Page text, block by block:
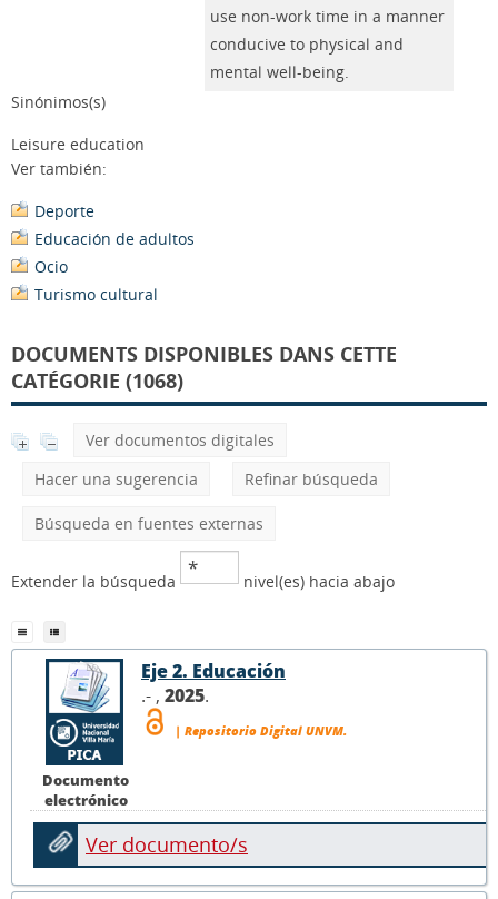
use non-work time in a manner
conducive to physical and
mental well-being.
Sinónimos(s)
Leisure education
Ver también:
Deporte
Educación de adultos
Ocio
Turismo cultural
DOCUMENTS DISPONIBLES DANS CETTE
CATÉGORIE (1068)
Ver documentos digitales
Hacer una sugerencia
Refinar búsqueda
Búsqueda en fuentes externas
Extender la búsqueda nivel(es) hacia abajo
Documento
electrónico
Eje 2. Educación
.- , 2025.
| Repositorio Digital UNVM.
Ver documento/s